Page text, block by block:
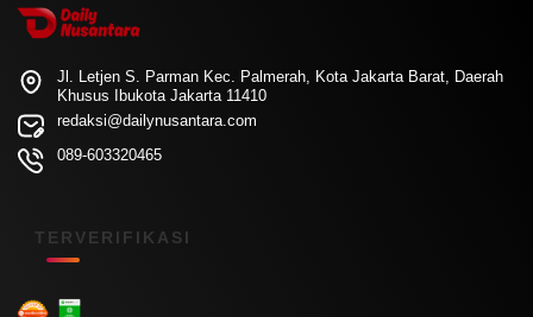
Jl. Letjen S. Parman Kec. Palmerah, Kota Jakarta Barat, Daerah
Khusus Ibukota Jakarta 11410
redaksi@dailynusantara.com
089-603320465
TERVERIFIKASI